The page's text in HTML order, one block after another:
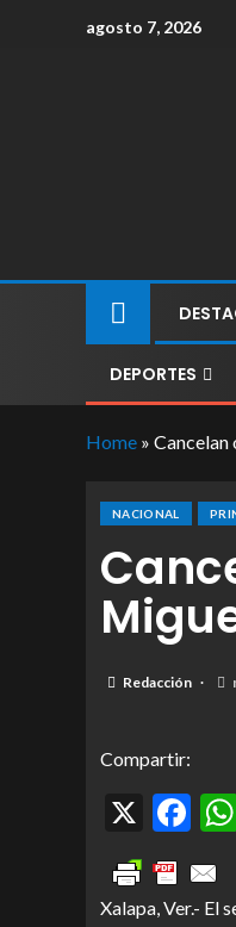
agosto 7, 2026
DEPORTES
Home » Cancelan
NACIONAL
Redacción
Compartir:
X
Xalapa, Ver.- El